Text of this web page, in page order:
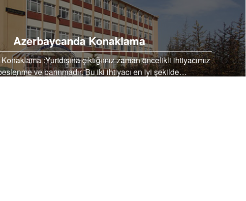
Azerbaycanda Konaklama
:Yurtdışına çıktığımız zaman öncelikli ihtiyacımız
ve barınmadır. Bu iki ihtiyacı en iyi şekilde…